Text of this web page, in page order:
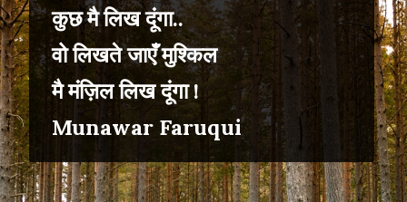
कुछ मै लिख दूंगा..
वो लिखते जाएँ मुश्किल
मै मंज़िल लिख दूंगा !
Munawar Faruqui